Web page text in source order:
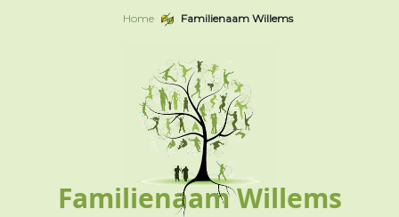
Home Familienaam Willems
Familienaam Willems